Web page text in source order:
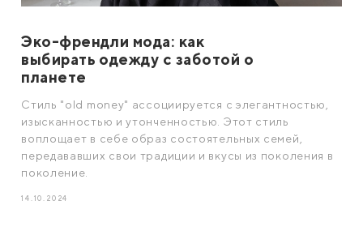
Эко-френдли мода: как
выбирать одежду с заботой о
планете
Стиль "old money" ассоциируется с элегантностью,
изысканностью и утонченностью. Этот стиль
воплощает в себе образ состоятельных семей,
передававших свои традиции и вкусы из поколения в
поколение.
14.10.2024